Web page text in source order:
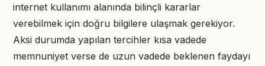
internet kullanımı alanında bilinçli kararlar
verebilmek için doğru bilgilere ulaşmak gerekiyor.
Aksi durumda yapılan tercihler kısa vadede
memnuniyet verse de uzun vadede beklenen faydayı